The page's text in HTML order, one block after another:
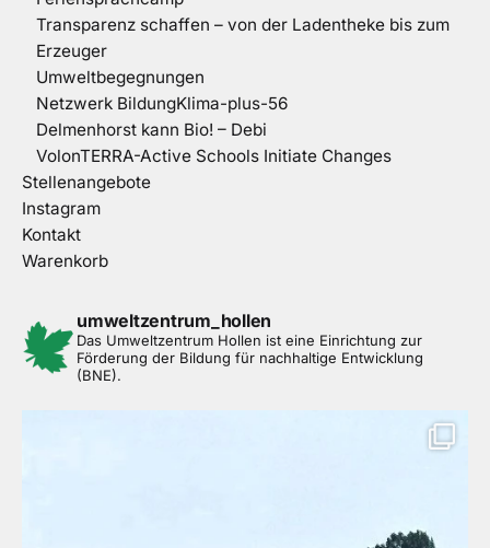
Transparenz schaffen – von der Ladentheke bis zum
Erzeuger
Umweltbegegnungen
Netzwerk BildungKlima-plus-56
Delmenhorst kann Bio! – Debi
VolonTERRA-Active Schools Initiate Changes
Stellenangebote
Instagram
Kontakt
Warenkorb
umweltzentrum_hollen
Das Umweltzentrum Hollen ist eine Einrichtung zur
Förderung der Bildung für nachhaltige Entwicklung
(BNE).